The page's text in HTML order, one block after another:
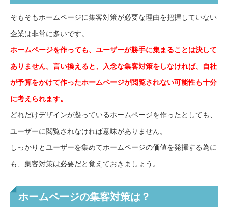
そもそもホームページに集客対策が必要な理由を把握していない
企業は非常に多いです。
ホームページを作っても、ユーザーが勝手に集まることは決して
ありません。言い換えると、入念な集客対策をしなければ、自社
が予算をかけて作ったホームページが閲覧されない可能性も十分
に考えられます。
どれだけデザインが凝っているホームページを作ったとしても、
ユーザーに閲覧されなければ意味がありません。
しっかりとユーザーを集めてホームページの価値を発揮する為に
も、集客対策は必要だと覚えておきましょう。
ホームページの集客対策は？